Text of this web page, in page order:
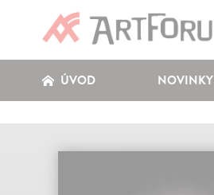
ÚVOD NOVINKY